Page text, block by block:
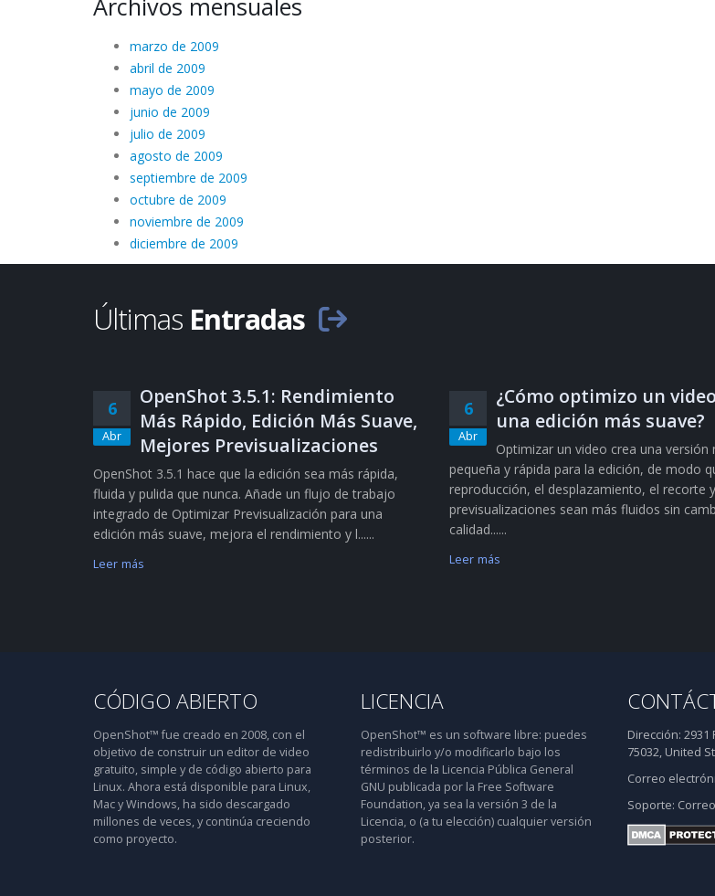
Archivos mensuales
marzo de 2009
abril de 2009
mayo de 2009
junio de 2009
julio de 2009
agosto de 2009
septiembre de 2009
octubre de 2009
noviembre de 2009
diciembre de 2009
Últimas Entradas
6
Abr
OpenShot 3.5.1: Rendimiento
Más Rápido, Edición Más Suave,
Mejores Previsualizaciones
OpenShot 3.5.1 hace que la edición sea más rápida,
fluida y pulida que nunca. Añade un flujo de trabajo
integrado de Optimizar Previsualización para una
edición más suave, mejora el rendimiento y l......
Leer más
6
Abr
¿Cómo optimizo un
una edición más suave?
Optimizar un video crea una versión
pequeña y rápida para la edición, de modo
reproducción, el desplazamiento, el recorte
previsualizaciones sean más fluidos sin
calidad......
Leer más
CÓDIGO ABIERTO
OpenShot™ fue creado en 2008, con el
objetivo de construir un editor de video
gratuito, simple y de código abierto para
Linux. Ahora está disponible para Linux,
Mac y Windows, ha sido descargado
millones de veces, y continúa creciendo
como proyecto.
LICENCIA
OpenShot™ es un software libre: puedes
redistribuirlo y/o modificarlo bajo los
términos de la Licencia Pública General
GNU publicada por la Free Software
Foundation, ya sea la versión 3 de la
Licencia, o (a tu elección) cualquier versión
posterior.
Dirección: 2931
75032, United
Correo
Soporte: